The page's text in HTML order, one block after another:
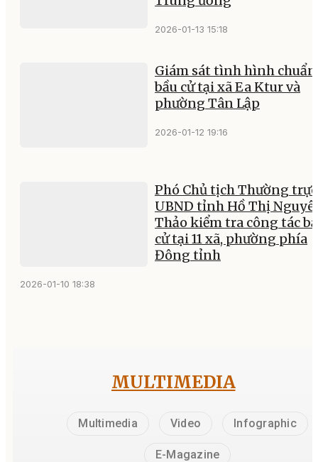
2026-01-13 15:18
Giám sát tình hình
bầu cử tại xã Ea Ktur và
phường Tân Lập
2026-01-12 19:16
Phó Chủ tịch Thường trực
UBND tỉnh Hồ Thị
Thảo kiểm tra công tác
cử tại 11 xã, phường phía
Đông tỉnh
2026-01-10 18:38
MULTIMEDIA
Multimedia Video Infographic
E-Magazine